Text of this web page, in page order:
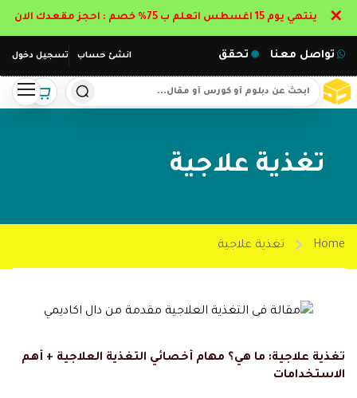
انشئ حساب تسجيل دخول تواصل معنا تحقق
تغذية علاجية
Home تغذية علاجية
تغذية علاجية: ما هي؟ مهام أخصائي التغذية العلاجية + أهم
الاستخدامات
ينتهي يوم 15 اغسطس اتعلم ب 75% خصم : احجز مقعدك الان ✕